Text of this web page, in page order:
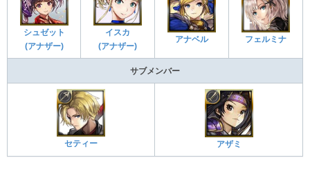
シュゼット
(アナザー)
イスカ
(アナザー)
アナベル フェルミナ
サブメンバー
セティー アザミ